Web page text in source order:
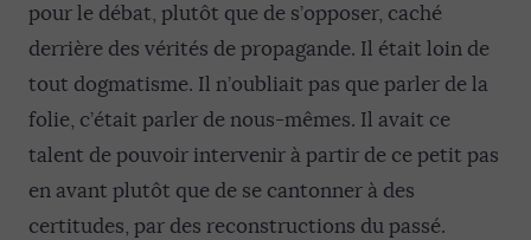
pour le débat, plutôt que de s’opposer, caché
derrière des vérités de propagande. Il était loin de
tout dogmatisme. Il n’oubliait pas que parler de la
folie, c’était parler de nous-mêmes. Il avait ce
talent de pouvoir intervenir à partir de ce petit pas
en avant plutôt que de se cantonner à des
certitudes, par des reconstructions du passé.